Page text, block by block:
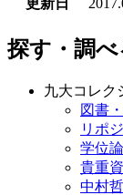
更新日
探す・調べ
九大コレク
図書
リポ
学位
貴重
中村